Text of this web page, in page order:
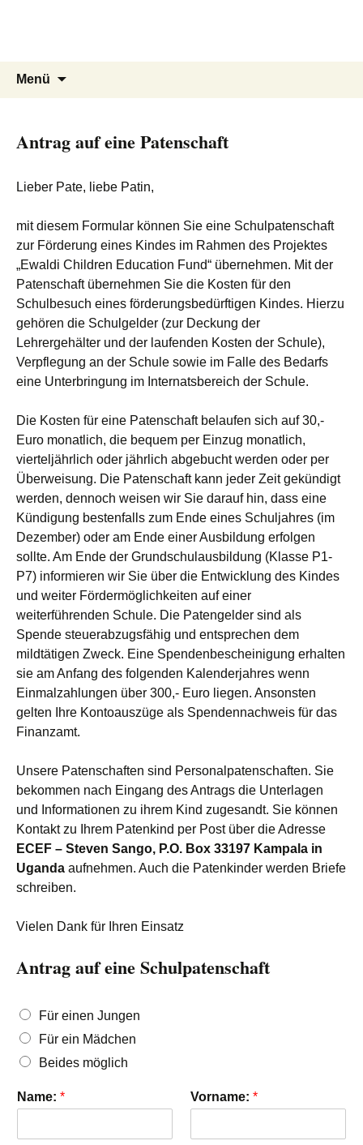
Menü
Antrag auf eine Patenschaft
Lieber Pate, liebe Patin,
mit diesem Formular können Sie eine Schulpatenschaft
zur Förderung eines Kindes im Rahmen des Projektes
„Ewaldi Children Education Fund“ übernehmen. Mit der
Patenschaft übernehmen Sie die Kosten für den
Schulbesuch eines förderungsbedürftigen Kindes. Hierzu
gehören die Schulgelder (zur Deckung der
Lehrergehälter und der laufenden Kosten der Schule),
Verpflegung an der Schule sowie im Falle des Bedarfs
eine Unterbringung im Internatsbereich der Schule.
Die Kosten für eine Patenschaft belaufen sich auf 30,-
Euro monatlich, die bequem per Einzug monatlich,
vierteljährlich oder jährlich abgebucht werden oder per
Überweisung. Die Patenschaft kann jeder Zeit gekündigt
werden, dennoch weisen wir Sie darauf hin, dass eine
Kündigung bestenfalls zum Ende eines Schuljahres (im
Dezember) oder am Ende einer Ausbildung erfolgen
sollte. Am Ende der Grundschulausbildung (Klasse P1-
P7) informieren wir Sie über die Entwicklung des Kindes
und weiter Fördermöglichkeiten auf einer
weiterführenden Schule. Die Patengelder sind als
Spende steuerabzugsfähig und entsprechen dem
mildtätigen Zweck. Eine Spendenbescheinigung erhalten
sie am Anfang des folgenden Kalenderjahres wenn
Einmalzahlungen über 300,- Euro liegen. Ansonsten
gelten Ihre Kontoauszüge als Spendennachweis für das
Finanzamt.
Unsere Patenschaften sind Personalpatenschaften. Sie
bekommen nach Eingang des Antrags die Unterlagen
und Informationen zu ihrem Kind zugesandt. Sie können
Kontakt zu Ihrem Patenkind per Post über die Adresse
ECEF – Steven Sango, P.O. Box 33197 Kampala in
Uganda aufnehmen. Auch die Patenkinder werden Briefe
schreiben.
Vielen Dank für Ihren Einsatz
Antrag auf eine Schulpatenschaft
F
ü
r
w
n
:
Für einen Jungen
Für ein Mädchen
Beides möglich
Name: * Vorname: *